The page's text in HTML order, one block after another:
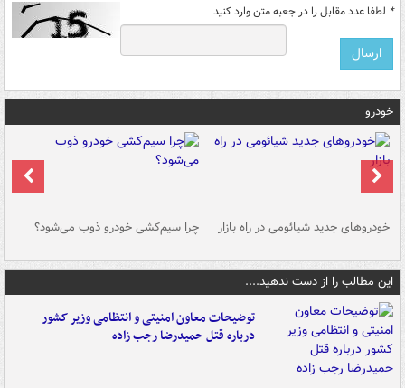
* لطفا عدد مقابل را در جعبه متن وارد کنید
خودرو
خودروهای جدید شیائومی در راه بازار چرا سیم‌کشی خودرو ذوب می‌شود؟
این مطالب را از دست ندهید....
توضیحات معاون امنیتی و انتظامی وزیر کشور
درباره قتل حمیدرضا رجب زاده